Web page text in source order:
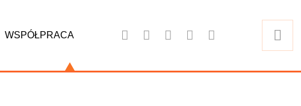
WSPÓŁPRACA